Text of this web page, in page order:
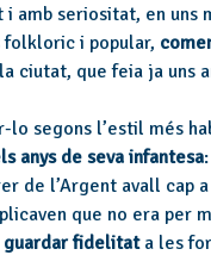
amb seriositat, en
i popular,
ciutat, que feia ja uns
segons l’estil més
anys de seva infantesa
de l’Argent avall cap
que no era per
guardar fidelitata les